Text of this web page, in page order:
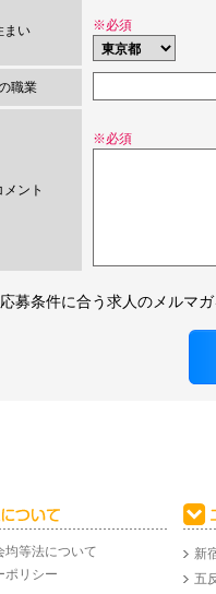
まい ※必須
職業
メント
※必須
応募条件に合う求人のメルマ
均等法について
ポリシー
新
五